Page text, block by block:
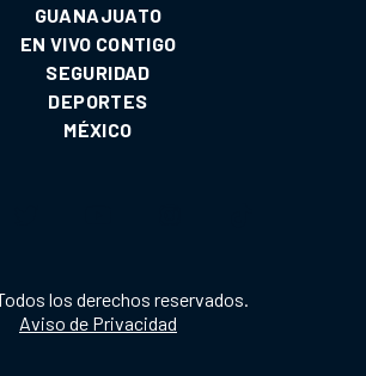
GUANAJUATO
EN VIVO CONTIGO
SEGURIDAD
DEPORTES
MÉXICO
los derechos reservados.
Aviso de Privacidad